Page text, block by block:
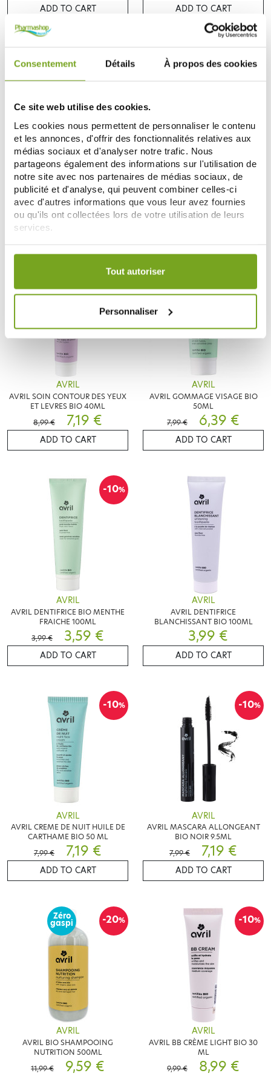
Consentement Détails À propos des cookies
Ce site web utilise des cookies.
Les cookies nous permettent de personnaliser le contenu
et les annonces, d'offrir des fonctionnalités relatives aux
médias sociaux et d'analyser notre trafic. Nous
partageons également des informations sur l'utilisation de
notre site avec nos partenaires de médias sociaux, de
publicité et d'analyse, qui peuvent combiner celles-ci
avec d'autres informations que vous leur avez fournies
ou qu'ils ont collectées lors de votre utilisation de leurs
services.
Votre choix de consentement est conservé pendant une
Tout autoriser
Personnaliser
ADD TO CART ADD TO CART
-21%
AVRIL
AVRIL CREME ANTI AGE BIO
50ML
10,00 €
7,90 €
ADD TO CART
-10
AVRIL
AVRIL CREME DE NUIT BIO PEAUX
NORMALES A MIXTES 50ML
7,99 €
7,19 €
-20%
AVRIL
AVRIL SOIN CONTOUR DES YEUX
ET LEVRES BIO 40ML
8,99 €
7,19 €
ADD TO CART
AVRIL
AVRIL GOMMAGE VISAGE BIO
50ML
7,99 €
6,39 €
ADD TO CART
-10%
AVRIL
AVRIL DENTIFRICE BIO MENTHE
FRAICHE 100ML
3,99 €
3,59 €
ADD TO CART
AVRIL
AVRIL DENTIFRICE
BLANCHISSANT BIO 100ML
3,99 €
ADD TO CART
-10%
AVRIL
AVRIL CREME DE NUIT HUILE DE
CARTHAME BIO 50 ML
7,99 €
7,19 €
ADD TO CART
-10%
AVRIL
AVRIL MASCARA ALLONGEANT
BIO NOIR 9.5ML
7,99 €
7,19 €
ADD TO CART
-20%
Zéro
gaspi
AVRIL
AVRIL BIO SHAMPOOING
NUTRITION 500ML
11,99 €
9,59 €
-10%
AVRIL
AVRIL BB CRÈME LIGHT BIO 30
ML
9,99 €
8,99 €